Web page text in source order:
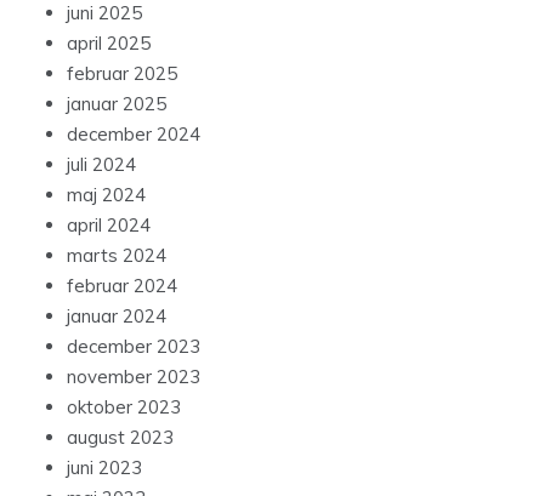
juni 2025
april 2025
februar 2025
januar 2025
december 2024
juli 2024
maj 2024
april 2024
marts 2024
februar 2024
januar 2024
december 2023
november 2023
oktober 2023
august 2023
juni 2023